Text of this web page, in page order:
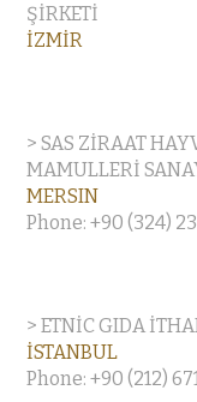
ŞİRKETİ
İZMİR
> SAS ZİRAAT
MAMULLERİ
MERSIN
Phone: +90 (324)
> ETNİC GIDA
İSTANBUL
Phone: +90 (212)